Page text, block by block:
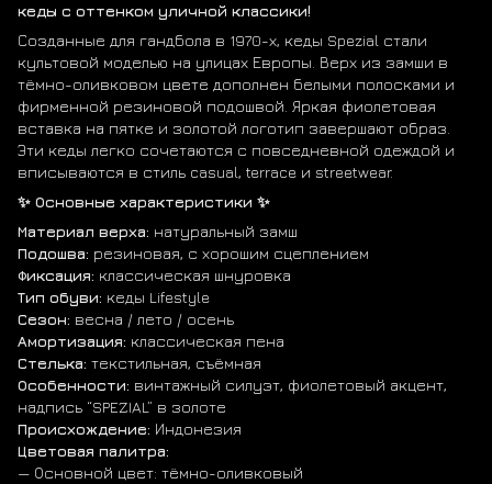
кеды с оттенком уличной классики!
Созданные для гандбола в 1970-х, кеды Spezial стали
культовой моделью на улицах Европы. Верх из замши в
тёмно-оливковом цвете дополнен белыми полосками и
фирменной резиновой подошвой. Яркая фиолетовая
вставка на пятке и золотой логотип завершают образ.
Эти кеды легко сочетаются с повседневной одеждой и
вписываются в стиль casual, terrace и streetwear.
✨ Основные характеристики ✨
Материал верха: натуральный замш
Подошва: резиновая, с хорошим сцеплением
Фиксация: классическая шнуровка
Тип обуви: кеды Lifestyle
Сезон: весна / лето / осень
Амортизация: классическая пена
Стелька: текстильная, съёмная
Особенности: винтажный силуэт, фиолетовый акцент,
надпись “SPEZIAL” в золоте
Происхождение: Индонезия
Цветовая палитра:
— Основной цвет: тёмно-оливковый